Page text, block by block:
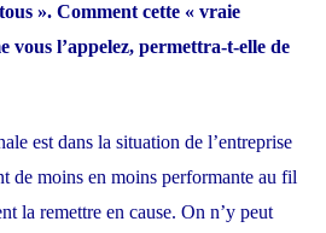
». Comment cette « vraie
vous l’appelez, permettra-t-elle de
est dans la situation de l’entreprise
de moins en moins performante au fil
la remettre en cause. On n’y peut